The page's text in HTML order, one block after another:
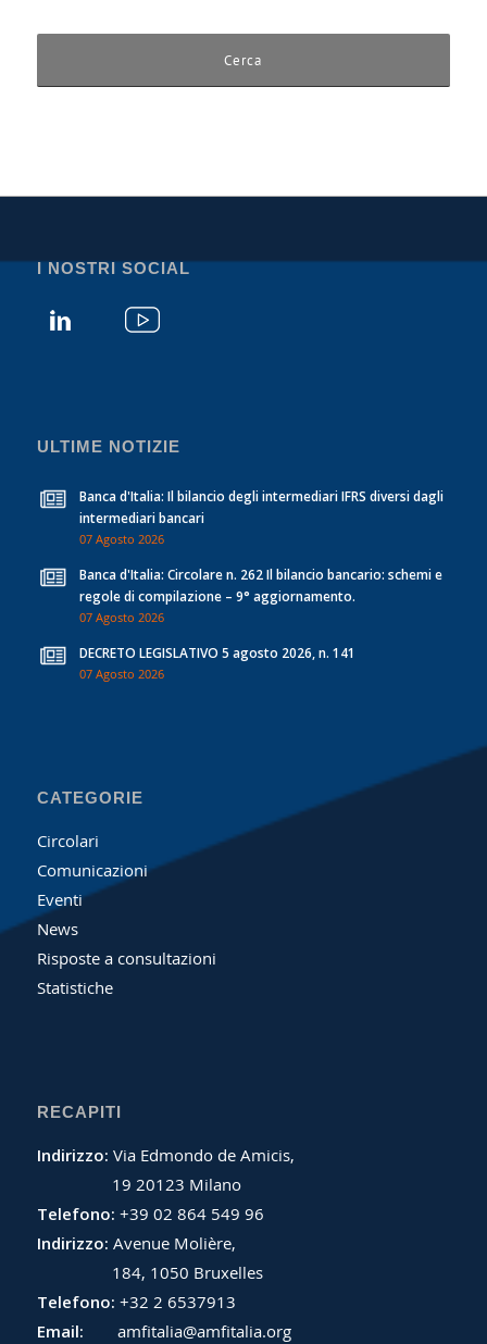
I NOSTRI SOCIAL
ULTIME NOTIZIE
Banca d'Italia: Il bilancio degli intermediari IFRS diversi dagli
intermediari bancari
07 Agosto 2026
Banca d'Italia: Circolare n. 262 Il bilancio bancario: schemi e
regole di compilazione – 9° aggiornamento.
07 Agosto 2026
DECRETO LEGISLATIVO 5 agosto 2026, n. 141
07 Agosto 2026
CATEGORIE
Circolari
Comunicazioni
Eventi
News
Risposte a consultazioni
Statistiche
RECAPITI
Indirizzo: Via Edmondo de Amicis,
19 20123 Milano
Telefono: +39 02 864 549 96
Indirizzo: Avenue Molière,
184, 1050 Bruxelles
Telefono: +32 2 6537913
Email:
amfitalia@amfitalia.org